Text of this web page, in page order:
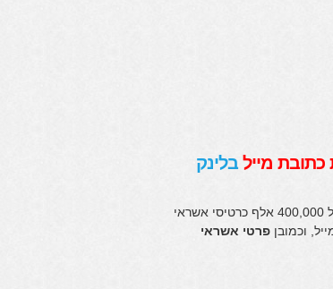
כתובת מיילבלינק
היום בתאריך 2.1.12 השלוחה הסעודית של אנונימיוס פירסמה ברחבי הרשת מאגר של 400,000 אלף כרטיסי אשראי
וכמובן פרטי אשראי